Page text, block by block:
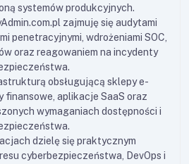
systemów produkcyjnych.
zajmuję się audytami
penetracyjnymi, wdrożeniami SOC,
oraz reagowaniem na incydenty
obsługującą sklepy e-
finansowe, aplikacje SaaS oraz
wymaganiach dostępności i
dzielę się praktycznym
cyberbezpieczeństwa, DevOps i